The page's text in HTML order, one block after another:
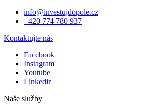
info@investujdopole.cz
+420 774 780 937
Kontaktujte nás
Facebook
Instagram
Youtube
Linkedin
Naše služby